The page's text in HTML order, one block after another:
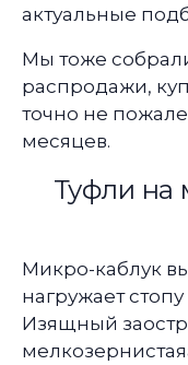
актуальные
Мы тоже
распродажи,
точно не
месяцев.
Туфли на
Микро-каблук
нагружает
Изящный